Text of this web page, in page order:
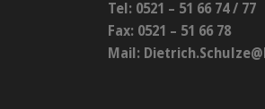
Tel: 0521 – 51 66 74 / 77
Fax: 0521 – 51 66 78
Mail: